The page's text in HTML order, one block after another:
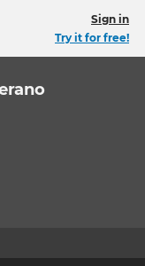
Sign in
Try it for free!